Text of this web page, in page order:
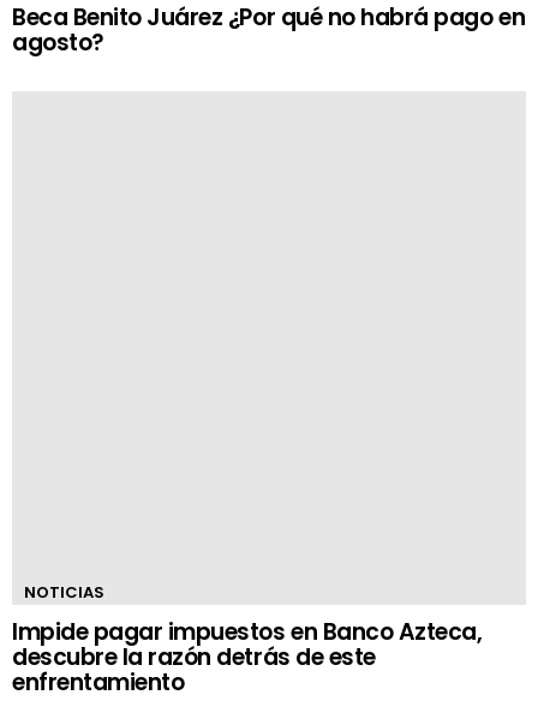
Beca Benito Juárez ¿Por qué no habrá pago en
agosto?
NOTICIAS
Impide pagar impuestos en Banco Azteca,
descubre la razón detrás de este
enfrentamiento